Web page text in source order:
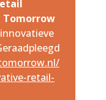
Tomorrow
retail-